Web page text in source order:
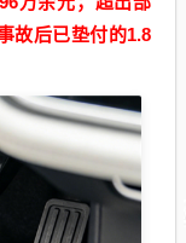
故后已垫付的1.8